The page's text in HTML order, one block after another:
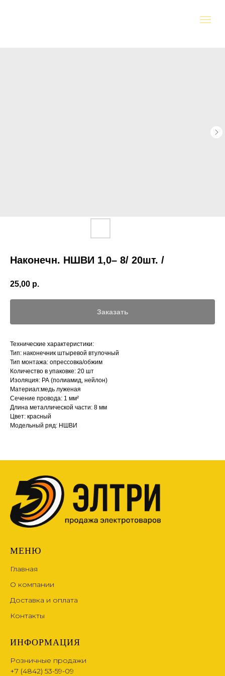
Наконечн. НШВИ 1,0– 8/ 20шт. /
25,00 р.
Заказать
Технические характеристики:
Тип: наконечник штыревой втулочный
Тип монтажа: опрессовка/обжим
Количество в упаковке: 20 шт
Изоляция: РА (полиамид, нейлон)
Материал:медь луженая
Сечение провода: 1 мм²
Длина металлической части: 8 мм
Цвет: красный
Модельный ряд: НШВИ
МЕНЮ
Главная
О компании
Доставка и оплата
Контакты
ИНФОРМАЦИЯ
Розничные продажи
+7 (4842) 53-59-09